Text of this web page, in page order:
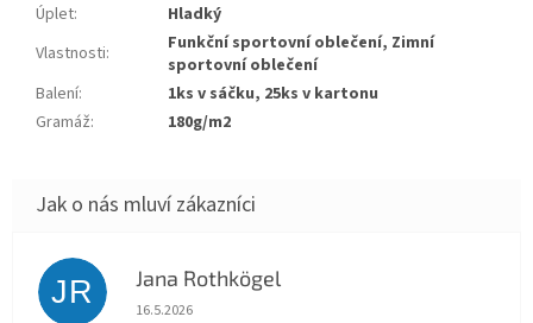
Úplet:
Hladký
Vlastnosti:
Funkční sportovní oblečení, Zimní
sportovní oblečení
Balení:
1ks v sáčku, 25ks v kartonu
Gramáž: 180g/m2
JR Jana Rothkögel
Hodnocení obchodu je 5 z 5 hvězdiček.
16.5.2026